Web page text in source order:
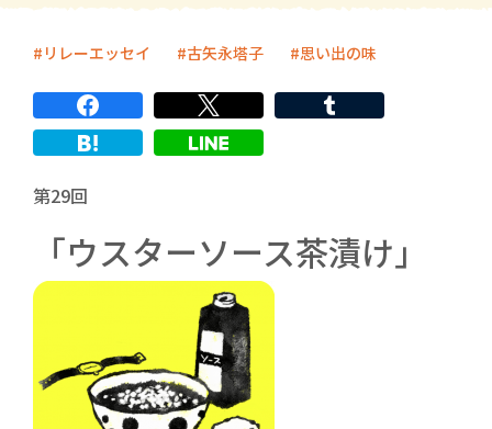
リレーエッセイ 古矢永塔子 思い出の味
第29回
「ウスターソース茶漬け」